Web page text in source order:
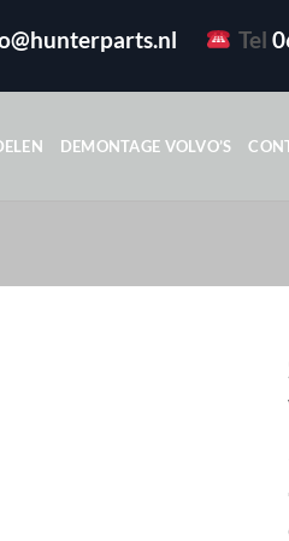
Tel
DEMONTAGE VOLVO’S